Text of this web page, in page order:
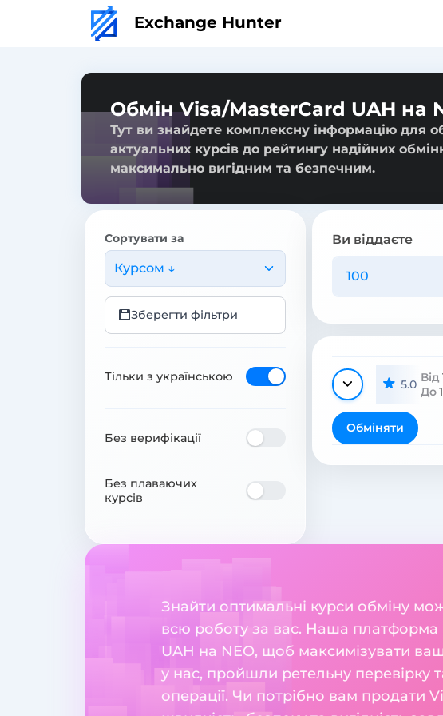
Exchange Hunter
Обмін Visa/MasterCard UAH на
Тут ви знайдете комплексну інформацію для
актуальних курсів до рейтингу надійних
максимально вигідним та безпечним.
Сортувати за
Курсом ↓
Зберегти фільтри
Тільки з українською
Без верифікації
Без плаваючих
курсів
Ви віддаєте
5.0 Від
До
Обміняти
Знайти оптимальні курси обміну
всю роботу за вас. Наша платформа
UAH на NEO, щоб максимізувати
у нас, пройшли ретельну перевірку
операції. Чи потрібно вам продати